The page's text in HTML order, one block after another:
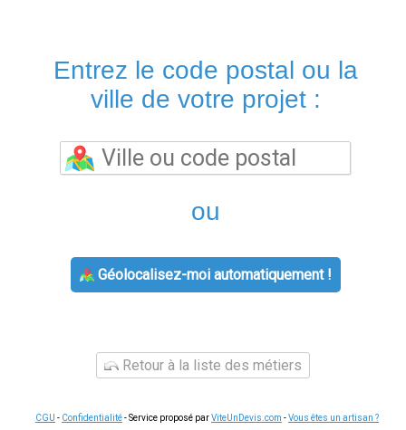
Entrez le code postal ou la
ville de votre projet :
ou
Géolocalisez-moi automatiquement !
Retour à la liste des métiers
CGU - Confidentialité- Service proposé parViteUnDevis.com -Vous êtes un artisan ?